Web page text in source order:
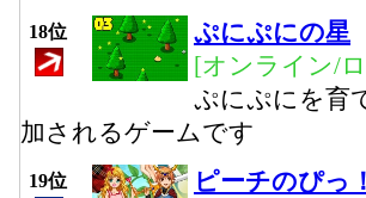
18位
ぷにぷにの星
[オンライン/
ぷにぷにを育
加されるゲームです
19位
ピーチのぴっ！